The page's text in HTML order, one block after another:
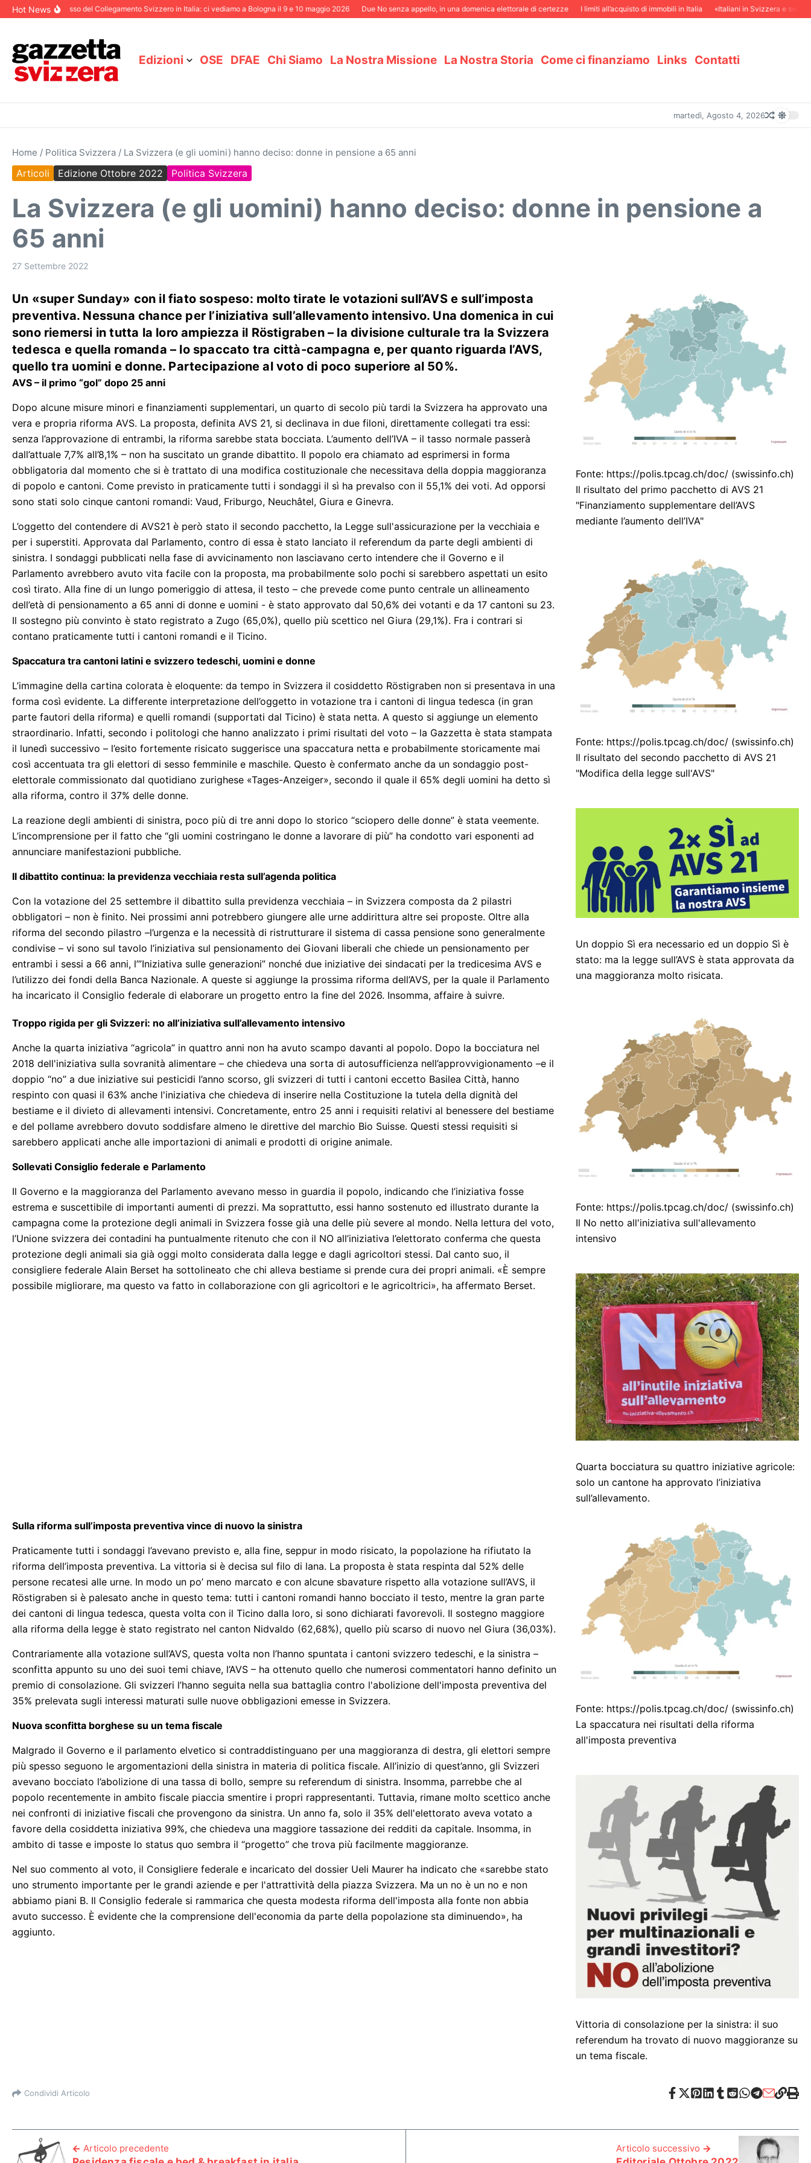
Salta al contenuto
Hot News
87° Congresso del Collegamento Svizzero in Italia: ci vediamo a Bologna il 9 e 10 maggio 2026 Due No senza appello, in una domenica elettorale di certezze I limiti all’acquisto di immobili in Italia «Italiani in Svizzera e svizzeri in
Edizioni OSE DFAE Chi Siamo La Nostra Missione La Nostra Storia Come ci finanziamo Links Contatti
martedì, Agosto 4, 2026
Home / Politica Svizzera / La Svizzera (e gli uomini) hanno deciso: donne in pensione a 65 anni
Articoli Edizione Ottobre 2022 Politica Svizzera
La Svizzera (e gli uomini) hanno deciso: donne in pensione a
65 anni
27 Settembre 2022
Un «super Sunday» con il fiato sospeso: molto tirate le votazioni sull’AVS e sull’imposta
preventiva. Nessuna chance per l’iniziativa sull’allevamento intensivo. Una domenica in cui
sono riemersi in tutta la loro ampiezza il Röstigraben – la divisione culturale tra la Svizzera
tedesca e quella romanda – lo spaccato tra città-campagna e, per quanto riguarda l’AVS,
quello tra uomini e donne. Partecipazione al voto di poco superiore al 50%.
AVS – il primo “gol” dopo 25 anni
Dopo alcune misure minori e finanziamenti supplementari, un quarto di secolo più tardi la Svizzera ha approvato una
vera e propria riforma AVS. La proposta, definita AVS 21, si declinava in due filoni, direttamente collegati tra essi:
senza l’approvazione di entrambi, la riforma sarebbe stata bocciata. L’aumento dell’IVA – il tasso normale passerà
dall’attuale 7,7% all’8,1% – non ha suscitato un grande dibattito. Il popolo era chiamato ad esprimersi in forma
obbligatoria dal momento che si è trattato di una modifica costituzionale che necessitava della doppia maggioranza
di popolo e cantoni. Come previsto in praticamente tutti i sondaggi il sì ha prevalso con il 55,1% dei voti. Ad opporsi
sono stati solo cinque cantoni romandi: Vaud, Friburgo, Neuchâtel, Giura e Ginevra.
L’oggetto del contendere di AVS21 è però stato il secondo pacchetto, la Legge sull'assicurazione per la vecchiaia e
per i superstiti. Approvata dal Parlamento, contro di essa è stato lanciato il referendum da parte degli ambienti di
sinistra. I sondaggi pubblicati nella fase di avvicinamento non lasciavano certo intendere che il Governo e il
Parlamento avrebbero avuto vita facile con la proposta, ma probabilmente solo pochi si sarebbero aspettati un esito
così tirato. Alla fine di un lungo pomeriggio di attesa, il testo – che prevede come punto centrale un allineamento
dell’età di pensionamento a 65 anni di donne e uomini - è stato approvato dal 50,6% dei votanti e da 17 cantoni su 23.
Il sostegno più convinto è stato registrato a Zugo (65,0%), quello più scettico nel Giura (29,1%). Fra i contrari si
contano praticamente tutti i cantoni romandi e il Ticino.
Spaccatura tra cantoni latini e svizzero tedeschi, uomini e donne
L’immagine della cartina colorata è eloquente: da tempo in Svizzera il cosiddetto Röstigraben non si presentava in una
forma così evidente. La differente interpretazione dell’oggetto in votazione tra i cantoni di lingua tedesca (in gran
parte fautori della riforma) e quelli romandi (supportati dal Ticino) è stata netta. A questo si aggiunge un elemento
straordinario. Infatti, secondo i politologi che hanno analizzato i primi risultati del voto – la Gazzetta è stata stampata
il lunedì successivo – l’esito fortemente risicato suggerisce una spaccatura netta e probabilmente storicamente mai
così accentuata tra gli elettori di sesso femminile e maschile. Questo è confermato anche da un sondaggio post-
elettorale commissionato dal quotidiano zurighese «Tages-Anzeiger», secondo il quale il 65% degli uomini ha detto sì
alla riforma, contro il 37% delle donne.
La reazione degli ambienti di sinistra, poco più di tre anni dopo lo storico “sciopero delle donne” è stata veemente.
L’incomprensione per il fatto che “gli uomini costringano le donne a lavorare di più” ha condotto vari esponenti ad
annunciare manifestazioni pubbliche.
Il dibattito continua: la previdenza vecchiaia resta sull’agenda politica
Con la votazione del 25 settembre il dibattito sulla previdenza vecchiaia – in Svizzera composta da 2 pilastri
obbligatori – non è finito. Nei prossimi anni potrebbero giungere alle urne addirittura altre sei proposte. Oltre alla
riforma del secondo pilastro –l’urgenza e la necessità di ristrutturare il sistema di cassa pensione sono generalmente
condivise – vi sono sul tavolo l’iniziativa sul pensionamento dei Giovani liberali che chiede un pensionamento per
entrambi i sessi a 66 anni, l’”Iniziativa sulle generazioni” nonché due iniziative dei sindacati per la tredicesima AVS e
l’utilizzo dei fondi della Banca Nazionale. A queste si aggiunge la prossima riforma dell’AVS, per la quale il Parlamento
ha incaricato il Consiglio federale di elaborare un progetto entro la fine del 2026. Insomma, affaire à suivre.
Fonte: https://polis.tpcag.ch/doc/ (swissinfo.ch)
Il risultato del primo pacchetto di AVS 21
"Finanziamento supplementare dell’AVS
mediante l’aumento dell’IVA"
Fonte: https://polis.tpcag.ch/doc/ (swissinfo.ch)
Il risultato del secondo pacchetto di AVS 21
"Modifica della legge sull'AVS"
Un doppio Sì era necessario ed un doppio Sì è
stato: ma la legge sull’AVS è stata approvata da
una maggioranza molto risicata.
Troppo rigida per gli Svizzeri: no all’iniziativa sull’allevamento intensivo
Anche la quarta iniziativa “agricola” in quattro anni non ha avuto scampo davanti al popolo. Dopo la bocciatura nel
2018 dell'iniziativa sulla sovranità alimentare – che chiedeva una sorta di autosufficienza nell’approvvigionamento –e il
doppio “no” a due iniziative sui pesticidi l’anno scorso, gli svizzeri di tutti i cantoni eccetto Basilea Città, hanno
respinto con quasi il 63% anche l'iniziativa che chiedeva di inserire nella Costituzione la tutela della dignità del
bestiame e il divieto di allevamenti intensivi. Concretamente, entro 25 anni i requisiti relativi al benessere del bestiame
e del pollame avrebbero dovuto soddisfare almeno le direttive del marchio Bio Suisse. Questi stessi requisiti si
sarebbero applicati anche alle importazioni di animali e prodotti di origine animale.
Sollevati Consiglio federale e Parlamento
Il Governo e la maggioranza del Parlamento avevano messo in guardia il popolo, indicando che l’iniziativa fosse
estrema e suscettibile di importanti aumenti di prezzi. Ma soprattutto, essi hanno sostenuto ed illustrato durante la
campagna come la protezione degli animali in Svizzera fosse già una delle più severe al mondo. Nella lettura del voto,
l’Unione svizzera dei contadini ha puntualmente ritenuto che con il NO all’iniziativa l’elettorato conferma che questa
protezione degli animali sia già oggi molto considerata dalla legge e dagli agricoltori stessi. Dal canto suo, il
consigliere federale Alain Berset ha sottolineato che chi alleva bestiame si prende cura dei propri animali. «È sempre
possibile migliorare, ma questo va fatto in collaborazione con gli agricoltori e le agricoltrici», ha affermato Berset.
Fonte: https://polis.tpcag.ch/doc/ (swissinfo.ch)
Il No netto all'iniziativa sull'allevamento
intensivo
Quarta bocciatura su quattro iniziative agricole:
solo un cantone ha approvato l’iniziativa
sull’allevamento.
Sulla riforma sull’imposta preventiva vince di nuovo la sinistra
Praticamente tutti i sondaggi l’avevano previsto e, alla fine, seppur in modo risicato, la popolazione ha rifiutato la
riforma dell’imposta preventiva. La vittoria si è decisa sul filo di lana. La proposta è stata respinta dal 52% delle
persone recatesi alle urne. In modo un po’ meno marcato e con alcune sbavature rispetto alla votazione sull’AVS, il
Röstigraben si è palesato anche in questo tema: tutti i cantoni romandi hanno bocciato il testo, mentre la gran parte
dei cantoni di lingua tedesca, questa volta con il Ticino dalla loro, si sono dichiarati favorevoli. Il sostegno maggiore
alla riforma della legge è stato registrato nel canton Nidvaldo (62,68%), quello più scarso di nuovo nel Giura (36,03%).
Contrariamente alla votazione sull’AVS, questa volta non l’hanno spuntata i cantoni svizzero tedeschi, e la sinistra –
sconfitta appunto su uno dei suoi temi chiave, l’AVS – ha ottenuto quello che numerosi commentatori hanno definito un
premio di consolazione. Gli svizzeri l’hanno seguita nella sua battaglia contro l'abolizione dell'imposta preventiva del
35% prelevata sugli interessi maturati sulle nuove obbligazioni emesse in Svizzera.
Nuova sconfitta borghese su un tema fiscale
Malgrado il Governo e il parlamento elvetico si contraddistinguano per una maggioranza di destra, gli elettori sempre
più spesso seguono le argomentazioni della sinistra in materia di politica fiscale. All’inizio di quest’anno, gli Svizzeri
avevano bocciato l’abolizione di una tassa di bollo, sempre su referendum di sinistra. Insomma, parrebbe che al
popolo recentemente in ambito fiscale piaccia smentire i propri rappresentanti. Tuttavia, rimane molto scettico anche
nei confronti di iniziative fiscali che provengono da sinistra. Un anno fa, solo il 35% dell'elettorato aveva votato a
favore della cosiddetta iniziativa 99%, che chiedeva una maggiore tassazione dei redditi da capitale. Insomma, in
ambito di tasse e imposte lo status quo sembra il “progetto” che trova più facilmente maggioranze.
Nel suo commento al voto, il Consigliere federale e incaricato del dossier Ueli Maurer ha indicato che «sarebbe stato
uno strumento importante per le grandi aziende e per l'attrattività della piazza Svizzera. Ma un no è un no e non
abbiamo piani B. Il Consiglio federale si rammarica che questa modesta riforma dell'imposta alla fonte non abbia
avuto successo. È evidente che la comprensione dell'economia da parte della popolazione sta diminuendo», ha
aggiunto.
Fonte: https://polis.tpcag.ch/doc/ (swissinfo.ch)
La spaccatura nei risultati della riforma
all'imposta preventiva
Vittoria di consolazione per la sinistra: il suo
referendum ha trovato di nuovo maggioranze su
un tema fiscale.
Condividi Articolo
Articolo precedente Articolo successivo